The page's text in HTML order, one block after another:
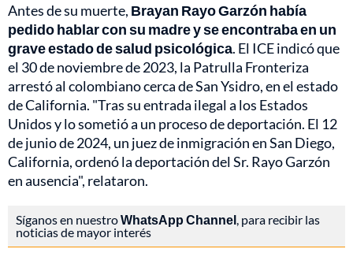
Antes de su muerte, Brayan Rayo Garzón había
pedido hablar con su madre y se encontraba en un
grave estado de salud psicológica. El ICE indicó que
el 30 de noviembre de 2023, la Patrulla Fronteriza
arrestó al colombiano cerca de San Ysidro, en el estado
de California. "Tras su entrada ilegal a los Estados
Unidos y lo sometió a un proceso de deportación. El 12
de junio de 2024, un juez de inmigración en San Diego,
California, ordenó la deportación del Sr. Rayo Garzón
en ausencia", relataron.
Síganos en nuestroWhatsApp Channel , para recibir las
noticias de mayor interés